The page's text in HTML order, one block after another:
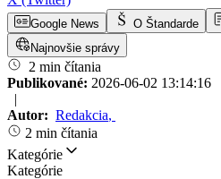
Google News O Štandarde
Najnovšie správy
2 min čítania
Publikované: 2026-06-02 13:14:16
|
Autor: Redakcia,
2 min čítania
Kategórie
Kategórie